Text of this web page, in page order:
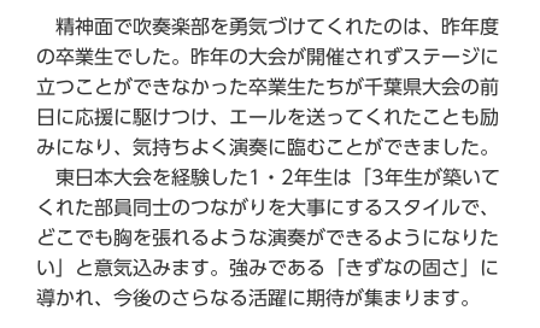
精神面で吹奏楽部を勇気づけてくれたのは、昨年度
の卒業生でした。昨年の大会が開催されずステージに
立つことができなかった卒業生たちが千葉県大会の前
日に応援に駆けつけ、エールを送ってくれたことも励
みになり、気持ちよく演奏に臨むことができました。
東日本大会を経験した1・2年生は「3年生が築いて
くれた部員同士のつながりを大事にするスタイルで、
どこでも胸を張れるような演奏ができるようになりた
い」と意気込みます。強みである「きずなの固さ」に
導かれ、今後のさらなる活躍に期待が集まります。